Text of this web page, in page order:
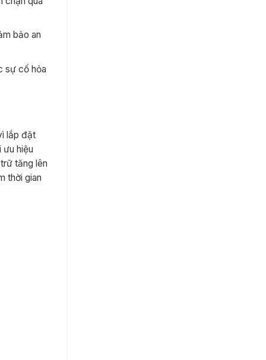
bảo an
sự cố hỏa
lắp đặt
ưu hiệu
tăng lên
thời gian